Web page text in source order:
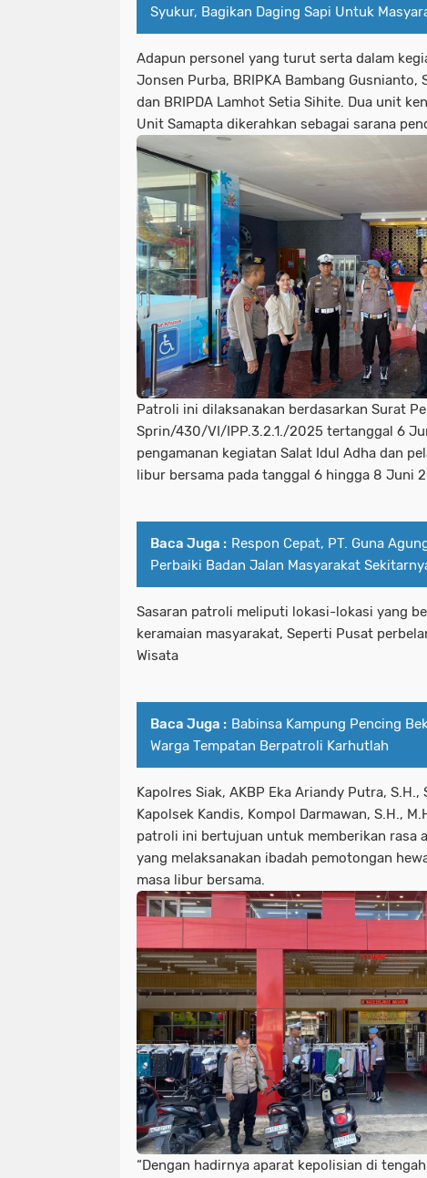
Syukur, Bagikan Daging Sapi Untuk
Adapun personel yang turut serta dalam
Jonsen Purba, BRIPKA Bambang Gusnianto,
dan BRIPDA Lamhot Setia Sihite. Dua unit
Unit Samapta dikerahkan sebagai sarana
Patroli ini dilaksanakan berdasarkan Surat
Sprin/430/VI/IPP.3.2.1./2025 tertanggal 6
pengamanan kegiatan Salat Idul Adha dan
libur bersama pada tanggal 6 hingga 8 Juni
Baca Juga : Respon Cepat, PT. Guna
Perbaiki Badan Jalan Masyarakat
Sasaran patroli meliputi lokasi-lokasi yang
keramaian masyarakat, Seperti Pusat
Wisata
Baca Juga : Babinsa Kampung Pencing
Warga Tempatan Berpatroli Karhutlah
Kapolres Siak, AKBP Eka Ariandy Putra, S.H.,
Kapolsek Kandis, Kompol Darmawan, S.H.,
patroli ini bertujuan untuk memberikan rasa
yang melaksanakan ibadah pemotongan
masa libur bersama.
“Dengan hadirnya aparat kepolisian di